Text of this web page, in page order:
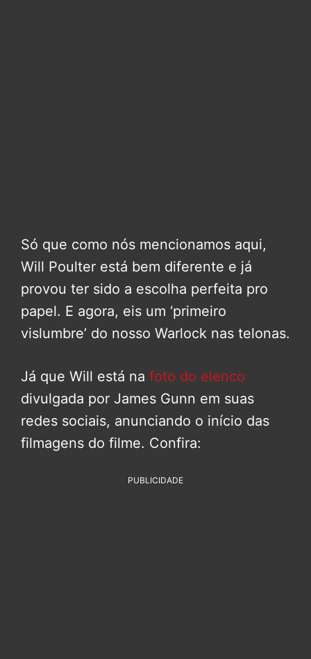
Só que como nós mencionamos aqui,
Will Poulter está bem diferente e já
provou ter sido a escolha perfeita pro
papel. E agora, eis um ‘primeiro
vislumbre’ do nosso Warlock nas telonas.
Já que Will está na foto do elenco
divulgada por James Gunn em suas
redes sociais, anunciando o início das
filmagens do filme. Confira:
PUBLICIDADE